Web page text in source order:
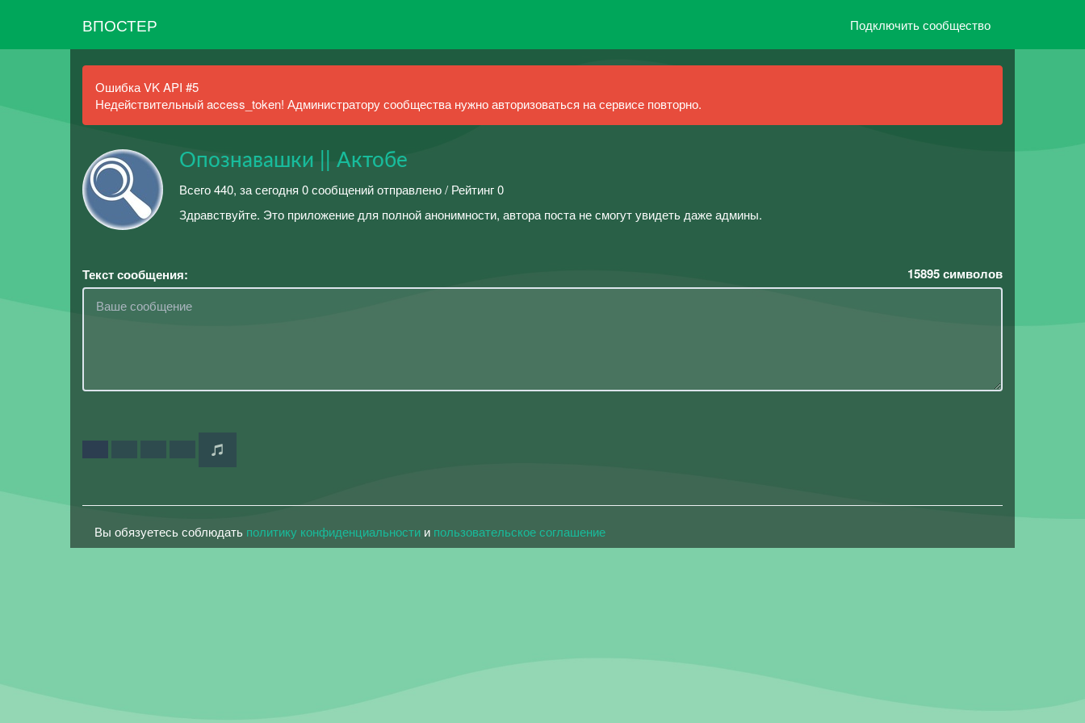
ВПОСТЕР Подключить сообщество
Ошибка VK API #5
Недействительный access_token! Администратору сообщества нужно авторизоваться на сервисе повторно.
Опознавашки || Актобе
Всего 440, за сегодня 0 сообщений отправлено / Рейтинг 0
Здравствуйте. Это приложение для полной анонимности, автора поста не смогут увидеть даже админы.
Текст сообщения: 15895символов
Вы обязуетесь соблюдать политику конфиденциальности и пользовательское соглашение